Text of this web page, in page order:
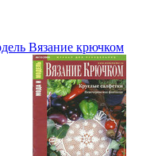
Вязание крючком